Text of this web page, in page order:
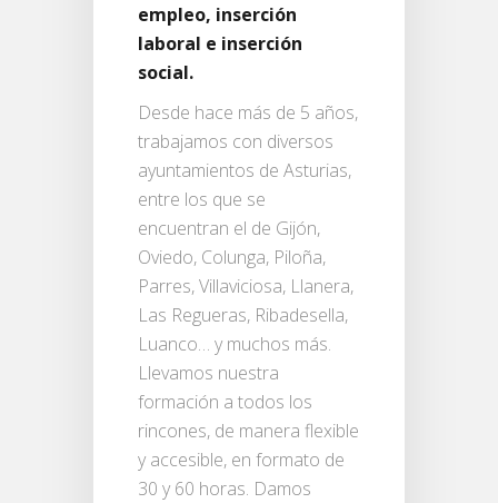
empleo, inserción
laboral e inserción
social.
Desde hace más de 5 años,
trabajamos con diversos
ayuntamientos de Asturias,
entre los que se
encuentran el de Gijón,
Oviedo, Colunga, Piloña,
Parres, Villaviciosa, Llanera,
Las Regueras, Ribadesella,
Luanco… y muchos más.
Llevamos nuestra
formación a todos los
rincones, de manera flexible
y accesible, en formato de
30 y 60 horas. Damos